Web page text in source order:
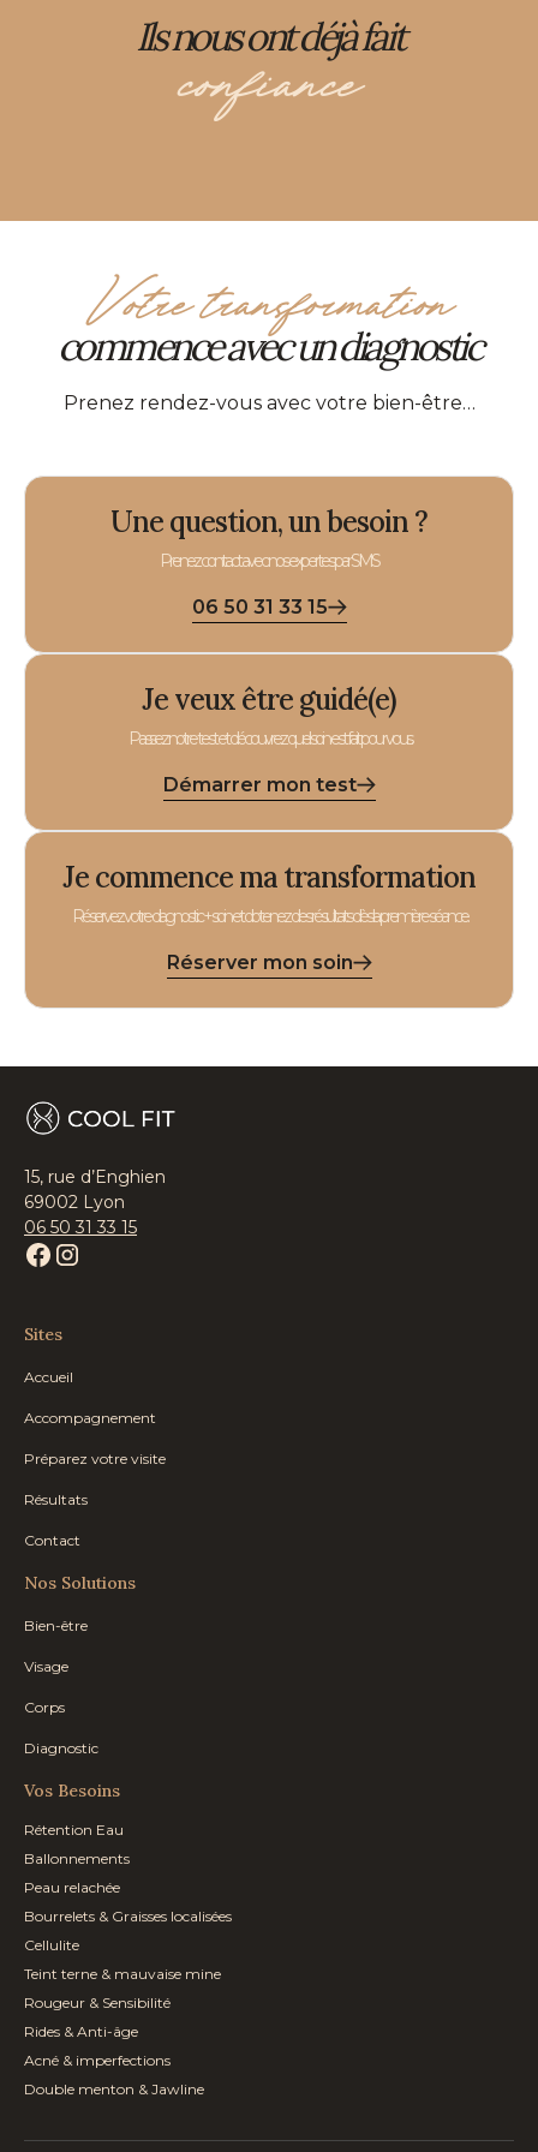
Ils nous ont déjà fait
confiance
Votre transformation
commence avec un diagnostic
Prenez rendez-vous avec votre bien-être…
Une question, un besoin ?
Prenez contact avec nos expertes par SMS
06 50 31 33 15
Je veux être guidé(e)
Passez notre test et découvrez quel soin est fait pour vous.
Démarrer mon test
Je commence ma transformation
Réservez votre diagnostic + soin et obtenez des résultats dès la première séance.
Réserver mon soin
15, rue d’Enghien
69002 Lyon
06 50 31 33 15
Sites
Accueil
Accompagnement
Préparez votre visite
Résultats
Contact
Nos Solutions
Bien-être
Visage
Corps
Diagnostic
Vos Besoins
Rétention Eau
Ballonnements
Peau relachée
Bourrelets & Graisses localisées
Cellulite
Teint terne & mauvaise mine
Rougeur & Sensibilité
Rides & Anti-âge
Acné & imperfections
Double menton & Jawline